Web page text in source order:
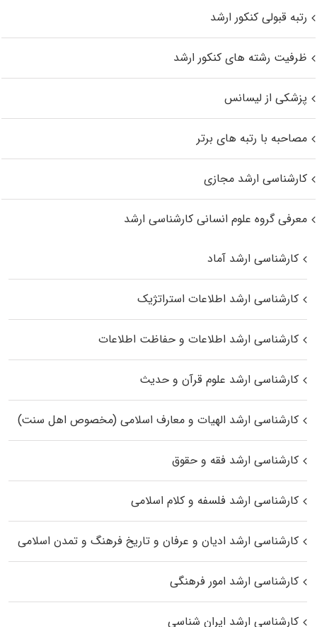
رتبه قبولی کنکور ارشد
ظرفیت رشته های کنکور ارشد
پزشکی از لیسانس
مصاحبه با رتبه های برتر
کارشناسی ارشد مجازی
معرفی گروه علوم انسانی کارشناسی ارشد
کارشناسی ارشد آماد
کارشناسی ارشد اطلاعات استراتژیک
کارشناسی ارشد اطلاعات و حفاظت اطلاعات
کارشناسی ارشد علوم قرآن و حدیث
کارشناسی ارشد الهیات و معارف اسلامی (مخصوص اهل سنت)
کارشناسی ارشد فقه و حقوق
کارشناسی ارشد فلسفه و کلام اسلامی
کارشناسی ارشد ادیان و عرفان و تاریخ فرهنگ و تمدن اسلامی
کارشناسی ارشد امور فرهنگی
کارشناسی ارشد ایران شناسی